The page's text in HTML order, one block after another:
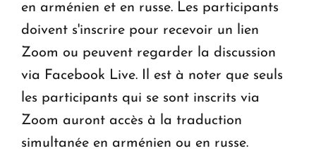
en arménien et en russe. Les participants
doivent s'inscrire pour recevoir un lien
Zoom ou peuvent regarder la discussion
via Facebook Live. Il est à noter que seuls
les participants qui se sont inscrits via
Zoom auront accès à la traduction
simultanée en arménien ou en russe.